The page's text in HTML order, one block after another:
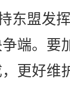
东盟发
端。要
更好维